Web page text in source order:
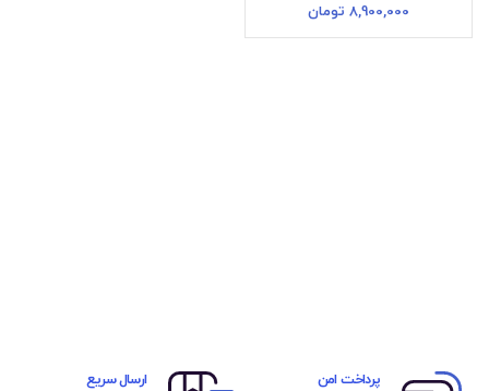
8,900,000 تومان
پرداخت امن ارسال سریع